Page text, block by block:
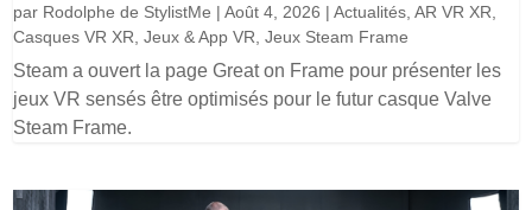
par Rodolphe de StylistMe |Août 4, 2026 |Actualités ,AR VR XR
Casques VR XR ,Jeux & App VR ,Jeux Steam Frame
Steam a ouvert la page Great on Frame pour présenter les
jeux VR sensés être optimisés pour le futur casque Valve
Steam Frame.